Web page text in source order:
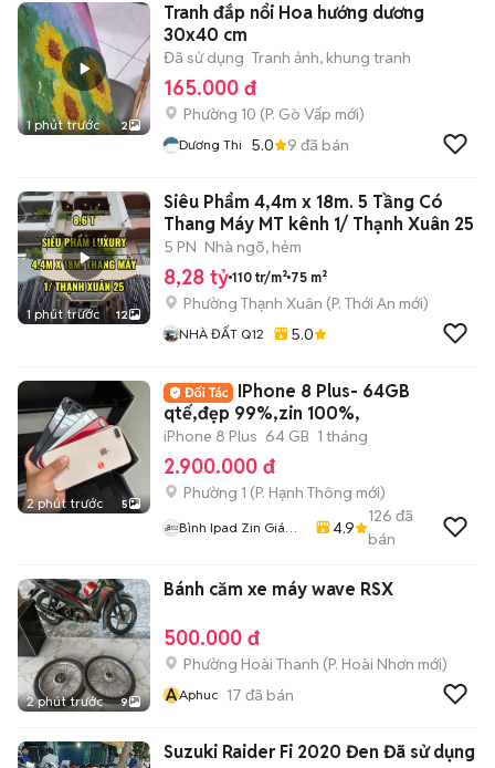
1 phút trước 2
Tranh đắp nổi Hoa hướng dương
30x40 cm
Đã sử dụng Tranh ảnh, khung tranh
165.000 đ
Phường 10 (P. Gò Vấp mới)
Dương Thi 5.0 9 đã bán
1 phút trước 12
Siêu Phẩm 4,4m x 18m. 5 Tầng Có
Thang Máy MT kênh 1/ Thạnh Xuân 25
5 PN Nhà ngõ, hẻm
8,28 tỷ 110 tr/m² 75 m²
Phường Thạnh Xuân (P. Thới An mới)
NHÀ ĐẤT Q12 5.0
2 phút trước 5
IPhone 8 Plus- 64GB
qtế,đẹp 99%,zin 100%,
iPhone 8 Plus 64 GB 1 tháng
2.900.000 đ
Phường 1 (P. Hạnh Thông mới)
Bình Ipad Zin Giá
4.9
126 đã
bán
2 phút trước 9
Bánh căm xe máy wave RSX
500.000 đ
Phường Hoài Thanh (P. Hoài Nhơn mới)
AAphuc 17 đã bán
Suzuki Raider Fi 2020 Đen Đã sử dụng